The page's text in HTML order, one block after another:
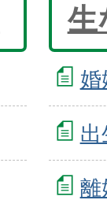
生
婚
出
離